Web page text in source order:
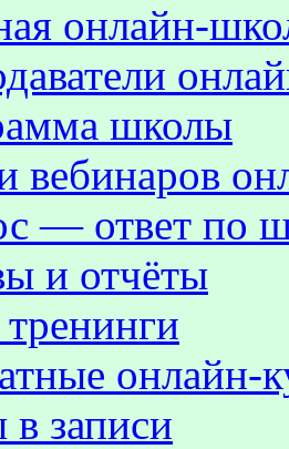
онлайн-
школы
вебинаров
— ответ по
и отчёты
онлайн-
записи